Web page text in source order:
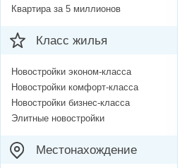
Квартира за 5 миллионов
Класс жилья
Новостройки эконом-класса
Новостройки комфорт-класса
Новостройки бизнес-класса
Элитные новостройки
Местонахождение